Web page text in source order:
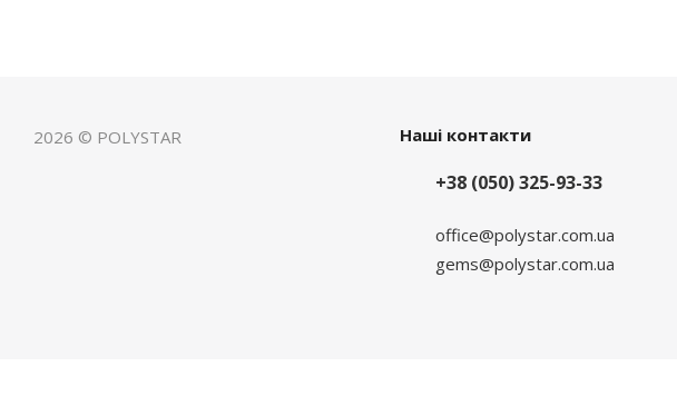
2026 © POLYSTAR Наші контакти
+38 (050) 325-93-33
office@polystar.com.ua
gems@polystar.com.ua